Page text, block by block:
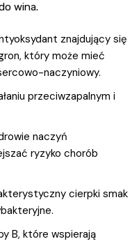
wina.
znajdujący się
który może mieć
naczyniowy.
przeciwzapalnym i
naczyń
ryzyko chorób
cierpki smak
B, które wspierają